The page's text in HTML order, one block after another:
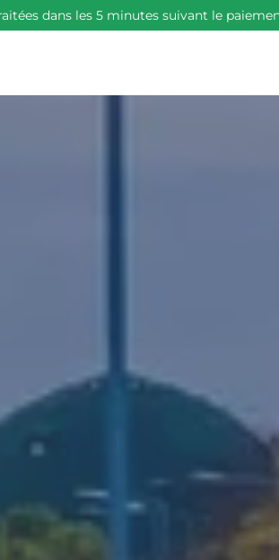
dans les 5 minutes suivant le